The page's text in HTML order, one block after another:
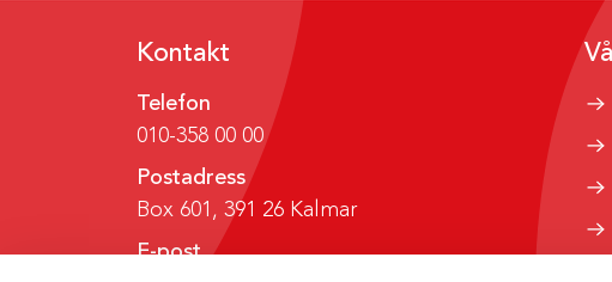
Kontakt
Telefon
010-358 00 00
Postadress
Box 601, 391 26 Kalmar
E-post